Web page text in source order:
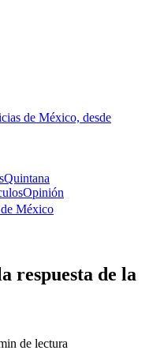
de México, desde
Quintana
Opinión
México
respuesta de la
de lectura